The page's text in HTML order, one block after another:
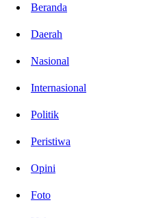
Beranda
Daerah
Nasional
Internasional
Politik
Peristiwa
Opini
Foto